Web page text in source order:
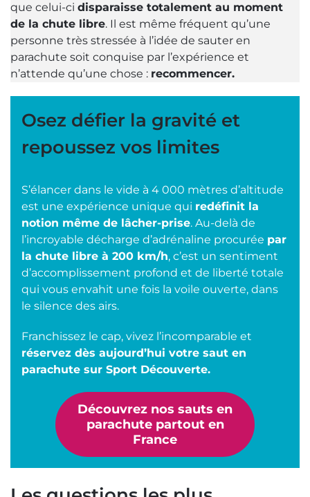
que celui-ci disparaisse totalement au moment
de la chute libre. Il est même fréquent qu’une
personne très stressée à l’idée de sauter en
parachute soit conquise par l’expérience et
n’attende qu’une chose : recommencer.
Osez défier la gravité et
repoussez vos limites
S’élancer dans le vide à 4 000 mètres d’altitude
est une expérience unique qui redéfinit la
notion même de lâcher-prise. Au-delà de
l’incroyable décharge d’adrénaline procurée par
la chute libre à 200 km/h, c’est un sentiment
d’accomplissement profond et de liberté totale
qui vous envahit une fois la voile ouverte, dans
le silence des airs.
Franchissez le cap, vivez l’incomparable et
réservez dès aujourd’hui votre saut en
parachute sur Sport Découverte.
Découvrez nos sauts en
parachute partout en
France